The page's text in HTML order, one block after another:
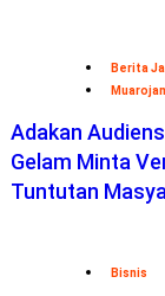
Berita
Adakan
Gelam Minta
Tuntutan
Bisnis